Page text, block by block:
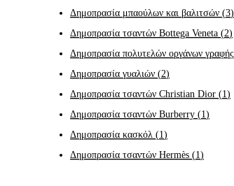
Δημοπρασία μπαούλων και βαλιτσών (3)
Δημοπρασία τσαντών Bottega Veneta (2)
Δημοπρασία πολυτελών οργάνων γραφής
Δημοπρασία γυαλιών (2)
Δημοπρασία τσαντών Christian Dior (1)
Δημοπρασία τσαντών Burberry (1)
Δημοπρασία κασκόλ (1)
Δημοπρασία τσαντών Hermès (1)